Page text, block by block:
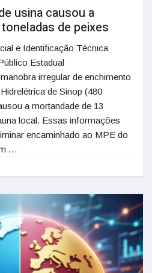
usina causou a
de peixes
e Identificação Técnica
Estadual
irregular de enchimento
de Sinop (480
a mortandade de 13
local. Essas informações
encaminhado ao MPE do
…